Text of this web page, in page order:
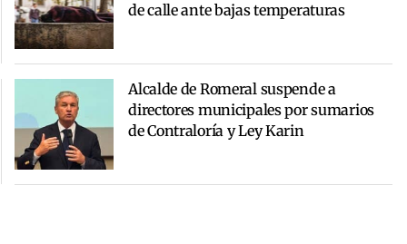
de calle ante bajas temperaturas
Alcalde de Romeral suspende a
directores municipales por sumarios
de Contraloría y Ley Karin